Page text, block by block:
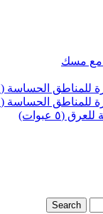
مع مسك
الحساسة (٥ عبوات)
الحساسة (١ بوكس -١٢ عبوة )
(٥ عبوات)
Search